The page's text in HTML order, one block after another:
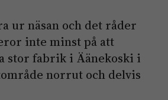
ur näsan och det råder
inte minst på att
stor fabrik i ­Äänekoski i
norrut och delvis